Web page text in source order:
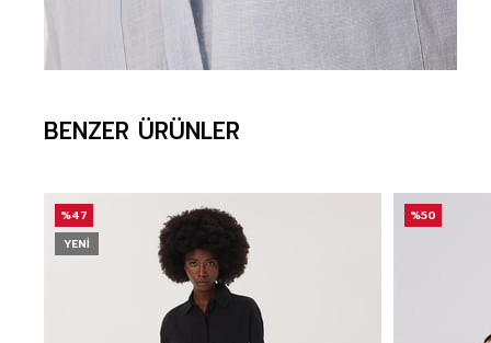
BENZER ÜRÜNLER
%47
YENI
%50